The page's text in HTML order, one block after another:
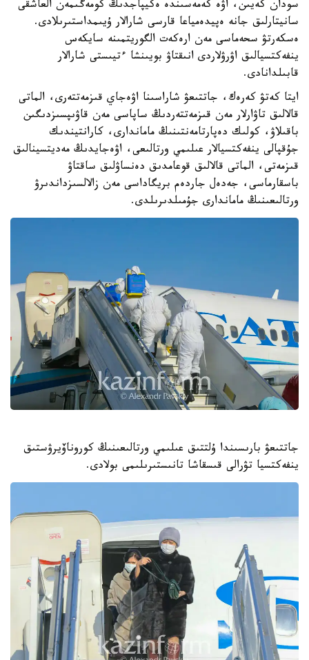
سودان كەيىن، اۋە كەمەسىندە ەكيپاجدىڭ كومەگىمەن العاشقى
سانيتارلىق جانە ەپيدەمياعا قارسى شارالار ۇيىمداستىرىلادى.
ەسكەرتۋ سحەماسى مەن ارەكەت الگوريتمىنە سايكەس
ينفەكتسيالىق اۋرۋلاردى انىقتاۋ بويىنشا ءتيىستى شارالار
قابىلدانادى.
ايتا كەتۋ كەرەك، جاتتىعۋ شاراسىنا اۋەجاي قىزمەتتەرى، الماتى
قالالىق تاۋارلار مەن قىزمەتتەردىڭ ساپاسى مەن قاۋىپسىزدىگىن
باقىلاۋ، كولىك دەپارتامەنتىنىڭ ماماندارى، كارانتيندىك
جۇقپالى ينفەكتسيالار عىلىمي ورتالىعى، اۋەجايدىڭ مەديتسينالىق
قىزمەتى، الماتى قالالىق قوعامدىق دەنساۋلىق ساقتاۋ
باسقارماسى، جەدەل جاردەم بريگاداسى مەن زالالسىزداندىرۋ
ورتالىعىنىڭ ماماندارى جۇمىلدىرىلدى.
جاتتىعۋ بارىسىندا ۇلتتىق عىلىمي ورتالىعىنىڭ كوروناۆيرۋستىق
ينفەكتسيا تۋرالى قىسقاشا تانىستىرىلىمى بولادى.